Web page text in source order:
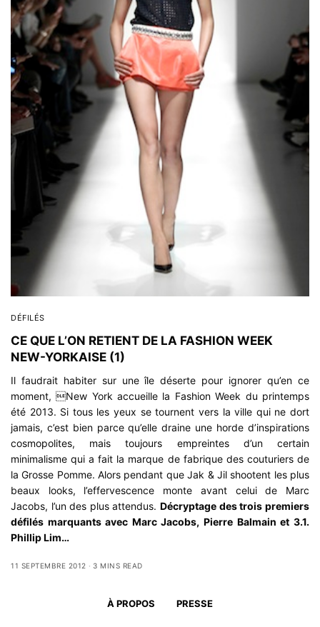
DÉFILÉS
CE QUE L’ON RETIENT DE LA FASHION WEEK
NEW-YORKAISE (1)
Il faudrait habiter sur une île déserte pour ignorer qu’en ce
moment, New York accueille la Fashion Week du printemps
été 2013. Si tous les yeux se tournent vers la ville qui ne dort
jamais, c’est bien parce qu’elle draine une horde d’inspirations
cosmopolites, mais toujours empreintes d’un certain
minimalisme qui a fait la marque de fabrique des couturiers de
la Grosse Pomme. Alors pendant que Jak & Jil shootent les plus
beaux looks, l’effervescence monte avant celui de Marc
Jacobs, l’un des plus attendus.Décryptage des trois premiers
défilés marquants avec Marc Jacobs, Pierre Balmain et 3.1.
Phillip Lim…
11 SEPTEMBRE 2012 3 MINS READ
À PROPOS PRESSE